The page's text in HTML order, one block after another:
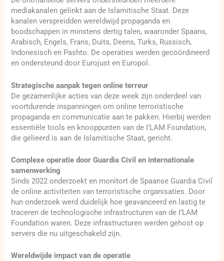
mediakanalen gelinkt aan de Islamitische Staat. Deze
kanalen verspreidden wereldwijd propaganda en
boodschappen in minstens dertig talen, waaronder Spaans,
Arabisch, Engels, Frans, Duits, Deens, Turks, Russisch,
Indonesisch en Pashto. De operaties werden gecoördineerd
en ondersteund door Eurojust en Europol.
Strategische aanpak tegen online terreur
De gezamenlijke acties van deze week zijn onderdeel van
voortdurende inspanningen om online terroristische
propaganda en communicatie aan te pakken. Hierbij werden
essentiële tools en knooppunten van de I’LAM Foundation,
die gelieerd is aan de Islamitische Staat, gericht.
Complexe operatie door Guardia Civil en internationale
samenwerking
Sinds 2022 onderzoekt en monitort de Spaanse Guardia Civil
de online activiteiten van terroristische organisaties. Door
hun onderzoek werd duidelijk hoe geavanceerd en lastig te
traceren de technologische infrastructuren van de I’LAM
Foundation waren. Deze infrastructuren werden gehost op
servers die nu uitgeschakeld zijn.
Wereldwijde impact van de operatie